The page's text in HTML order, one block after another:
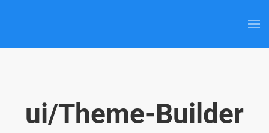
ui/Theme-Builder